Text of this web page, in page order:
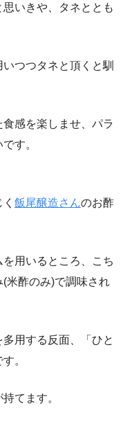
いきや、タネととも
つつタネと頂くと馴
感を楽しませ、パラ
す。
飯尾醸造さんのお酢
用いるところ、こち
米酢のみ)で調味され
用する反面、「ひと
。
てます。